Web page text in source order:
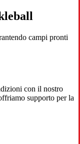
campi pronti
con il nostro
supporto per la